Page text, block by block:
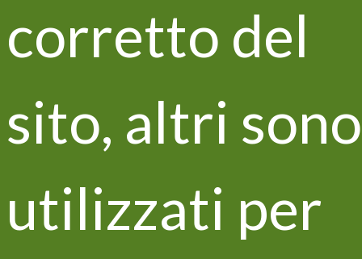
rappresenta un eccezionale esempio di networking e
che contribuirà alla continuità di progetto per
Tieniti aggiornato su tutte le
corretto del
sito, altri sono
utilizzati per